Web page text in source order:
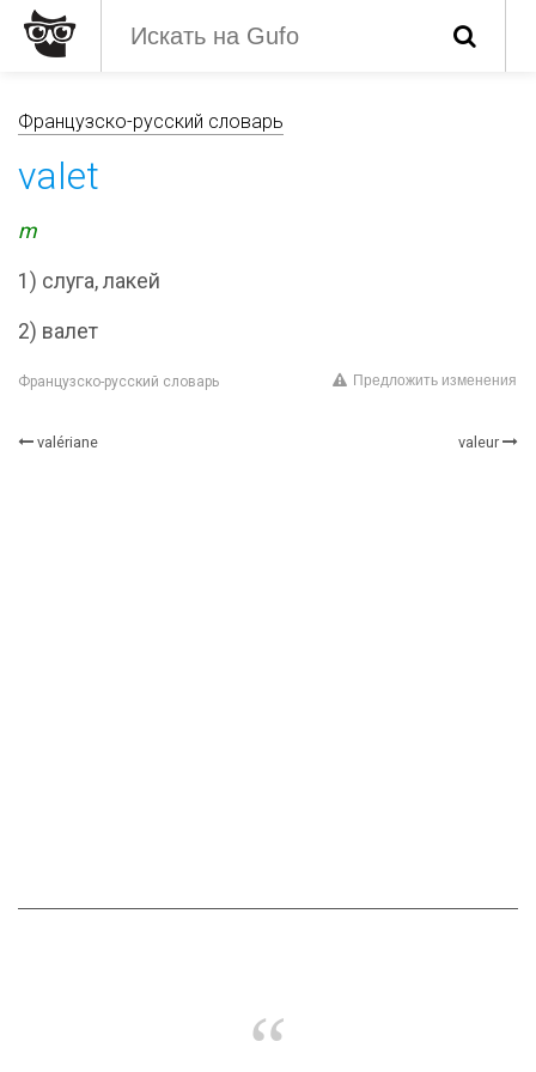
Французско-русский словарь
valet
m
1) слуга, лакей
2) валет
Французско-русский словарь Предложить изменения
valériane valeur